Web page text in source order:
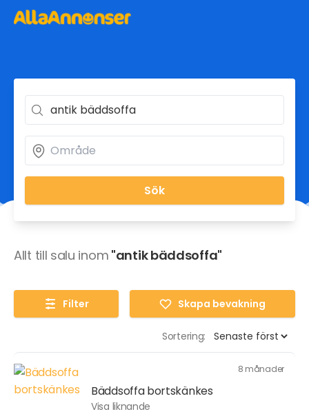
Sök
Allt till salu inom "antik bäddsoffa"
Filter Skapa bevakning
Sortering:
8 månader
Bäddsoffa bortskänkes
Visa liknande